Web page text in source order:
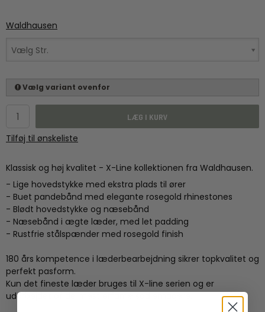
Waldhausen
Vælg Str.
Vælg variant ovenfor
LÆG I KURV
Tilføj til ønskeliste
Klassisk og høj kvalitet - X-Line kollektionen fra Waldhausen.
- Lige hovedstykke med ekstra plads til ører
- Buet pandebånd med elegante rosegold rhinestones
- Blødt hovedstykke og næsebånd
- Næsebånd i ægte læder, med let padding
- Rustfrie stålspænder med rosegold finish
180 års kompetence i læderbearbejdning sikrer topkvalitet og
perfekt pasform.
Kun det fineste læder bruges til X-line serien og er
udarbejdet af de mest erfarne sadlemagere.